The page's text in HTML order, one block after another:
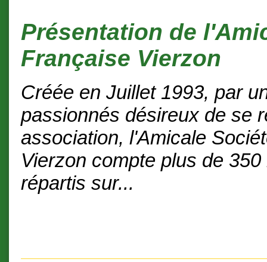
Présentation de
Française Vierzon
Créée en Juillet 1993, par
passionnés désireux de se
association, l'Amicale
Vierzon compte plus de
répartis sur...